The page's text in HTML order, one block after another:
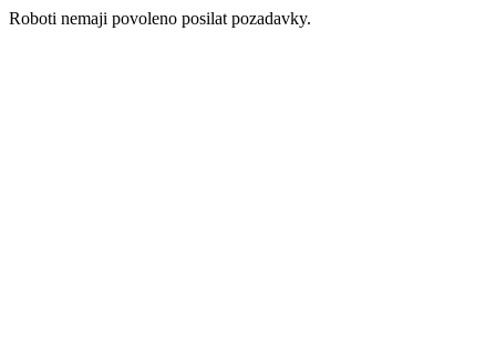
Roboti nemaji povoleno posilat pozadavky.